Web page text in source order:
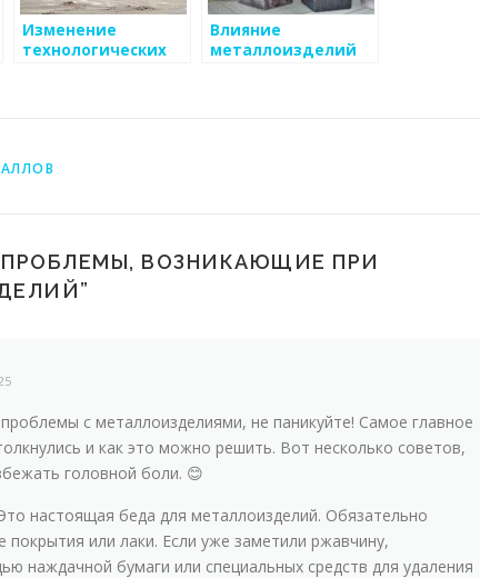
Изменение
технологических
Влияние
металлоизделий
ВОЗНИКАЮЩИЕ ПРИ
”
с металлоизделиями, не паникуйте! Самое главное
и как это можно решить. Вот несколько советов,
головной боли. 😊
настоящая беда для металлоизделий. Обязательно
покрытия или лаки. Если уже заметили ржавчину,
наждачной бумаги или специальных средств для удаления